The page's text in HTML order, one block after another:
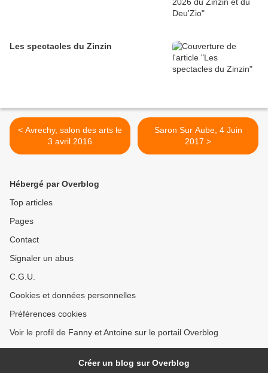
Les spectacles du Zinzin
< Avrechy, salon des arts le
3 avril 2016
Saron Sur Aube, 4 Juin
2017 >
Hébergé par Overblog
Top articles
Pages
Contact
Signaler un abus
C.G.U.
Cookies et données personnelles
Préférences cookies
Voir le profil de Fanny et Antoine sur le portail Overblog
Créer un blog sur Overblog